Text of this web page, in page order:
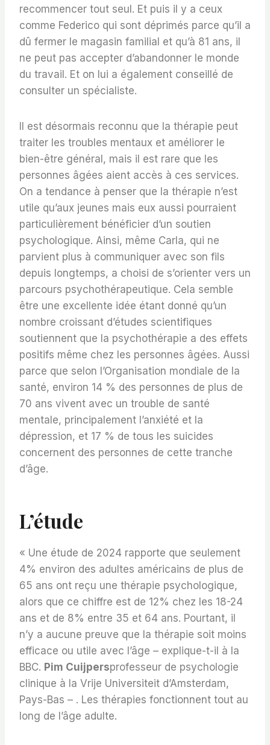
recommencer tout seul. Et puis il y a ceux
comme Federico qui sont déprimés parce qu’il a
dû fermer le magasin familial et qu’à 81 ans, il
ne peut pas accepter d’abandonner le monde
du travail. Et on lui a également conseillé de
consulter un spécialiste.
Il est désormais reconnu que la thérapie peut
traiter les troubles mentaux et améliorer le
bien-être général, mais il est rare que les
personnes âgées aient accès à ces services.
On a tendance à penser que la thérapie n’est
utile qu’aux jeunes mais eux aussi pourraient
particulièrement bénéficier d’un soutien
psychologique. Ainsi, même Carla, qui ne
parvient plus à communiquer avec son fils
depuis longtemps, a choisi de s’orienter vers un
parcours psychothérapeutique. Cela semble
être une excellente idée étant donné qu’un
nombre croissant d’études scientifiques
soutiennent que la psychothérapie a des effets
positifs même chez les personnes âgées. Aussi
parce que selon l’Organisation mondiale de la
santé, environ 14 % des personnes de plus de
70 ans vivent avec un trouble de santé
mentale, principalement l’anxiété et la
dépression, et 17 % de tous les suicides
concernent des personnes de cette tranche
d’âge.
L’étude
« Une étude de 2024 rapporte que seulement
4% environ des adultes américains de plus de
65 ans ont reçu une thérapie psychologique,
alors que ce chiffre est de 12% chez les 18-24
ans et de 8% entre 35 et 64 ans. Pourtant, il
n’y a aucune preuve que la thérapie soit moins
efficace ou utile avec l’âge – explique-t-il à la
BBC. Pim Cuijpersprofesseur de psychologie
clinique à la Vrije Universiteit d’Amsterdam,
Pays-Bas – . Les thérapies fonctionnent tout au
long de l’âge adulte.